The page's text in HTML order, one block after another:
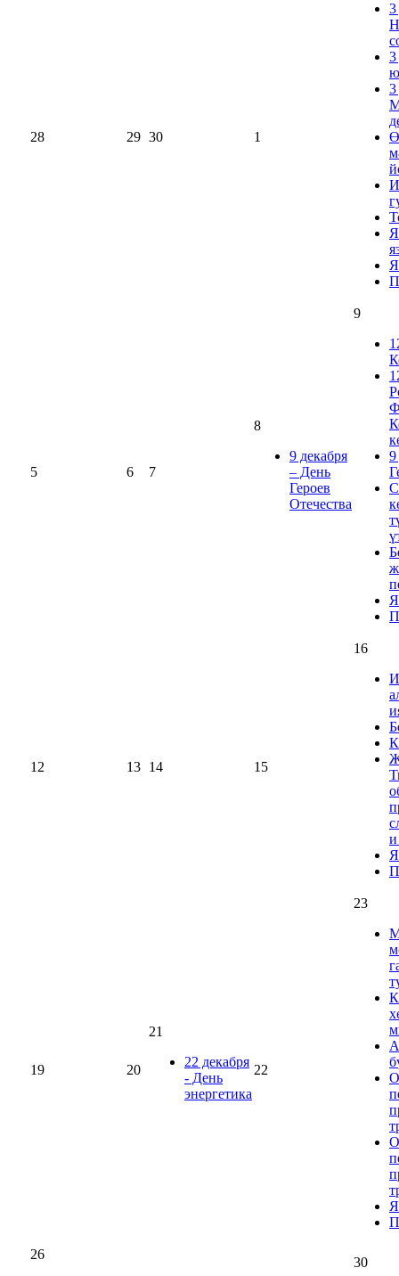
28 29 30 1
3
3
3
5 6 7
8
9 декабря
– День
Героев
Отечества
9
9
12 13 14 15
16
и
19 20
21
22 декабря
- День
энергетика
22
23
О
О
26
30